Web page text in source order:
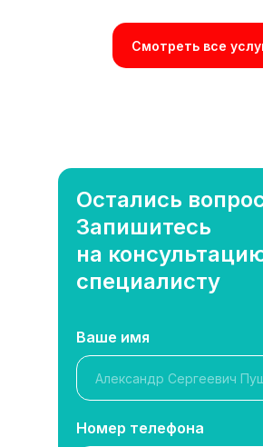
Смотреть все
Остались
Запишитесь
на
специалисту
Ваше имя
Номер телефона